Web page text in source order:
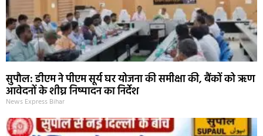
सुपौल: डीएम ने पीएम सूर्य घर योजना की समीक्षा की, बैंकों को ऋण
आवेदनों के शीघ्र निष्पादन का निर्देश
News Express Bihar